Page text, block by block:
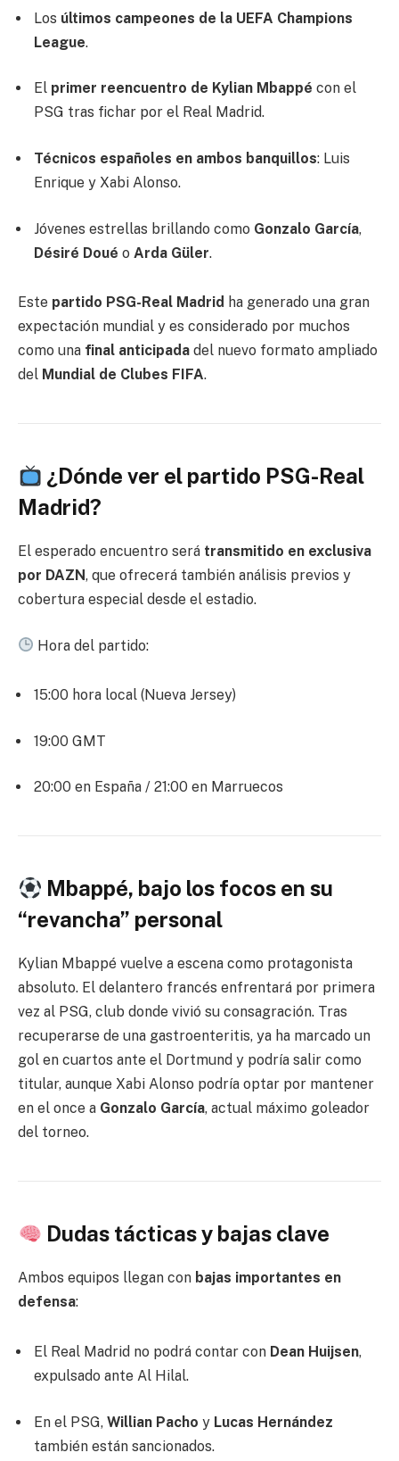
Los últimos campeones de la UEFA Champions
League.
El primer reencuentro de Kylian Mbappé con el
PSG tras fichar por el Real Madrid.
Técnicos españoles en ambos banquillos: Luis
Enrique y Xabi Alonso.
Jóvenes estrellas brillando como Gonzalo García,
Désiré Doué o Arda Güler.
Este partido PSG-Real Madrid ha generado una gran
expectación mundial y es considerado por muchos
como una final anticipada del nuevo formato ampliado
del Mundial de Clubes FIFA.
¿Dónde ver el partido PSG-Real
Madrid?
El esperado encuentro será transmitido en exclusiva
por DAZN, que ofrecerá también análisis previos y
cobertura especial desde el estadio.
Hora del partido:
15:00 hora local (Nueva Jersey)
19:00 GMT
20:00 en España / 21:00 en Marruecos
Mbappé, bajo los focos en su
“revancha” personal
Kylian Mbappé vuelve a escena como protagonista
absoluto. El delantero francés enfrentará por primera
vez al PSG, club donde vivió su consagración. Tras
recuperarse de una gastroenteritis, ya ha marcado un
gol en cuartos ante el Dortmund y podría salir como
titular, aunque Xabi Alonso podría optar por mantener
en el once a Gonzalo García, actual máximo goleador
del torneo.
Dudas tácticas y bajas clave
Ambos equipos llegan con bajas importantes en
defensa:
El Real Madrid no podrá contar con Dean Huijsen,
expulsado ante Al Hilal.
En el PSG, Willian Pacho y Lucas Hernández
también están sancionados.